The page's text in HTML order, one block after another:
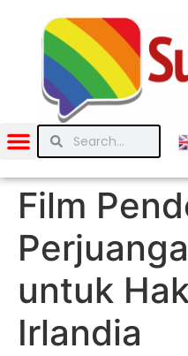
Film
untuk
Irlandia